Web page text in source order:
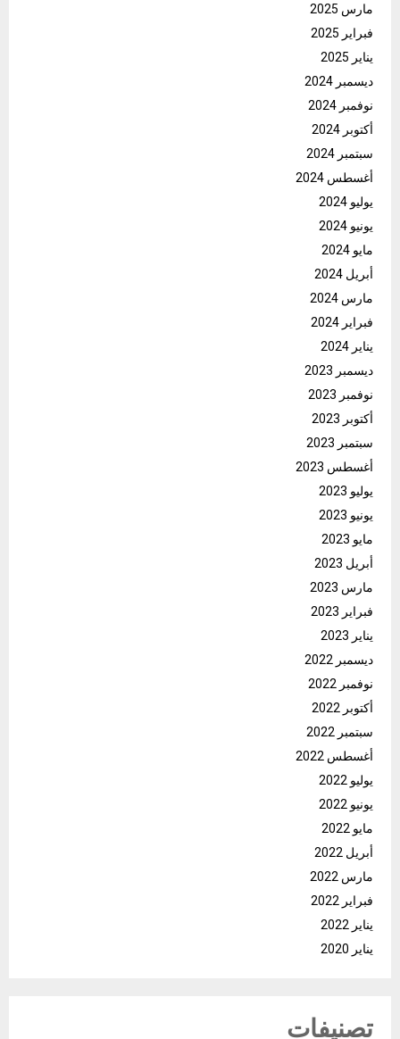
مارس 2025
فبراير 2025
يناير 2025
ديسمبر 2024
نوفمبر 2024
أكتوبر 2024
سبتمبر 2024
أغسطس 2024
يوليو 2024
يونيو 2024
مايو 2024
أبريل 2024
مارس 2024
فبراير 2024
يناير 2024
ديسمبر 2023
نوفمبر 2023
أكتوبر 2023
سبتمبر 2023
أغسطس 2023
يوليو 2023
يونيو 2023
مايو 2023
أبريل 2023
مارس 2023
فبراير 2023
يناير 2023
ديسمبر 2022
نوفمبر 2022
أكتوبر 2022
سبتمبر 2022
أغسطس 2022
يوليو 2022
يونيو 2022
مايو 2022
أبريل 2022
مارس 2022
فبراير 2022
يناير 2022
يناير 2020
تصنيفات